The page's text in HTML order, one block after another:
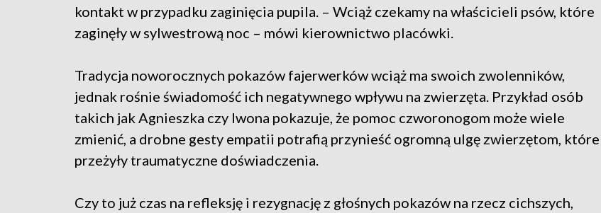
kontakt w przypadku zaginięcia pupila. – Wciąż czekamy na właścicieli psów, które
zaginęły w sylwestrową noc – mówi kierownictwo placówki.
Tradycja noworocznych pokazów fajerwerków wciąż ma swoich zwolenników,
jednak rośnie świadomość ich negatywnego wpływu na zwierzęta. Przykład osób
takich jak Agnieszka czy Iwona pokazuje, że pomoc czworonogom może wiele
zmienić, a drobne gesty empatii potrafią przynieść ogromną ulgę zwierzętom, które
przeżyły traumatyczne doświadczenia.
Czy to już czas na refleksję i rezygnację z głośnych pokazów na rzecz cichszych,